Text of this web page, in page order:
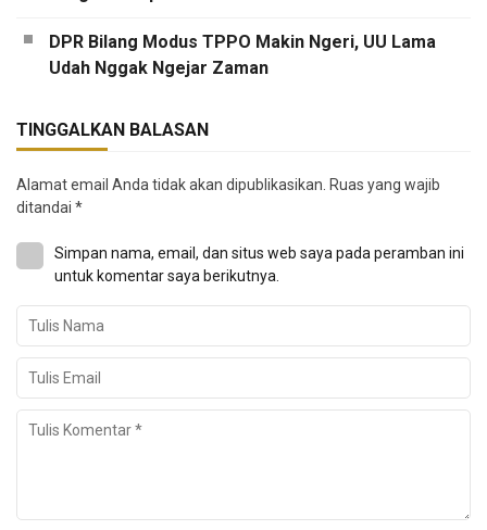
DPR Bilang Modus TPPO Makin Ngeri, UU Lama
Udah Nggak Ngejar Zaman
TINGGALKAN BALASAN
Alamat email Anda tidak akan dipublikasikan. Ruas yang wajib
ditandai *
Simpan nama, email, dan situs web saya pada peramban ini
untuk komentar saya berikutnya.